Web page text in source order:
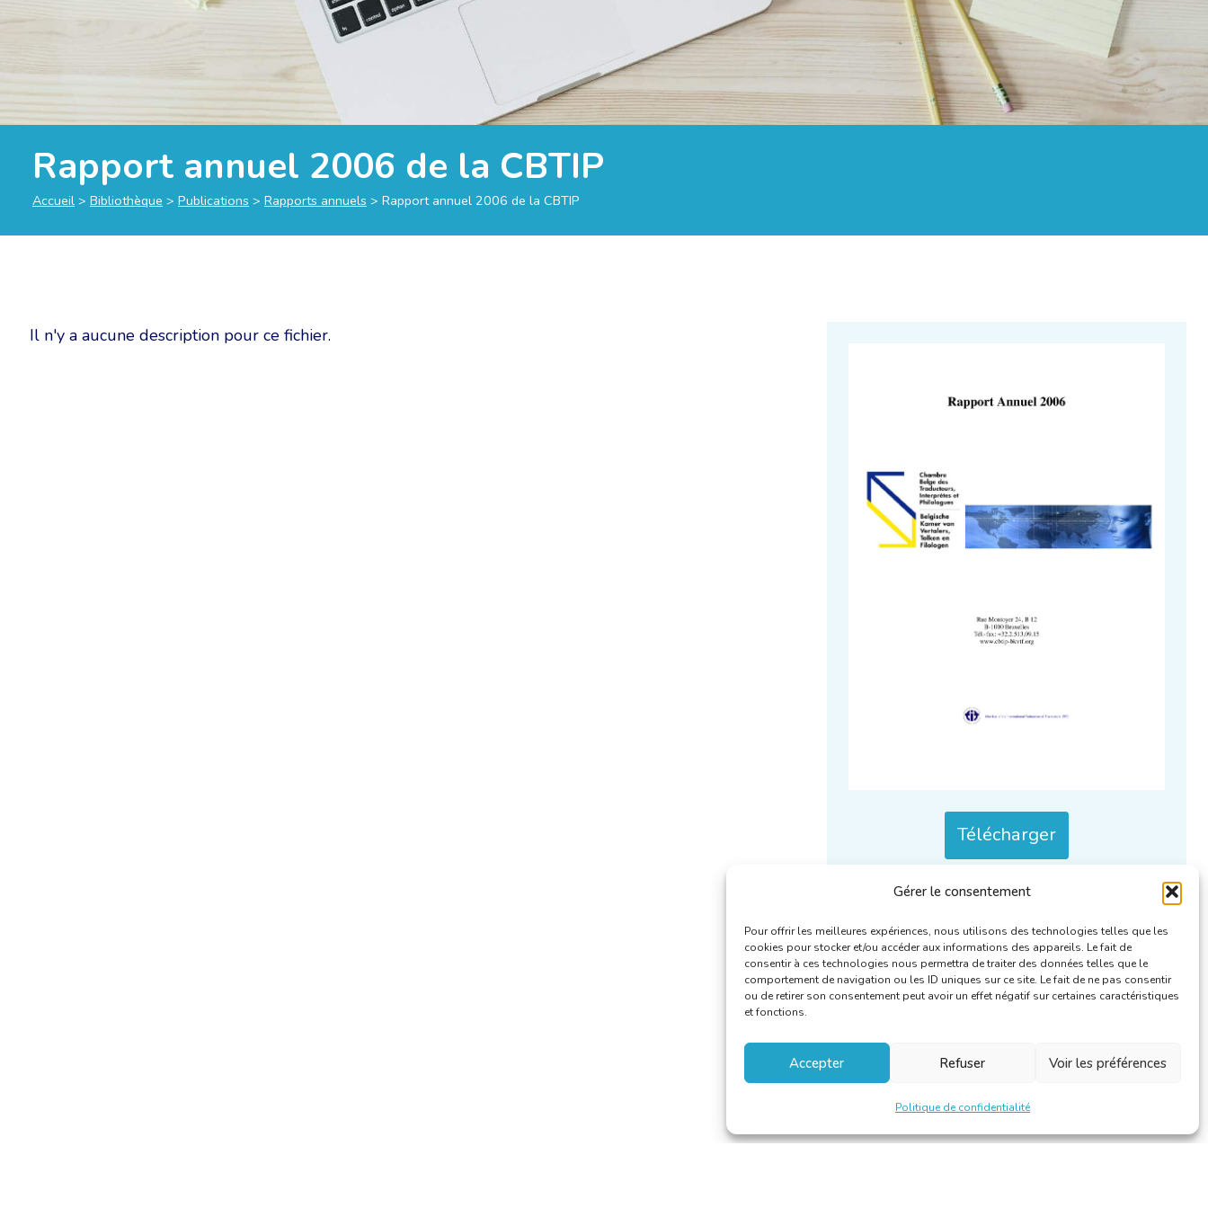
Gérer le consentement
Pour offrir les meilleures expériences, nous utilisons des technologies telles que les
cookies pour stocker et/ou accéder aux informations des appareils. Le fait de
consentir à ces technologies nous permettra de traiter des données telles que le
comportement de navigation ou les ID uniques sur ce site. Le fait de ne pas consentir
ou de retirer son consentement peut avoir un effet négatif sur certaines caractéristiques
et fonctions.
Accepter Refuser Voir les préférences
Politique de confidentialité
Rapport annuel 2006 de la CBTIP
Accueil > Bibliothèque > Publications > Rapports annuels > Rapport annuel 2006 de la CBTIP
Il n'y a aucune description pour ce fichier.
Télécharger
Uniquement / aussi disponible en :
Catégories :